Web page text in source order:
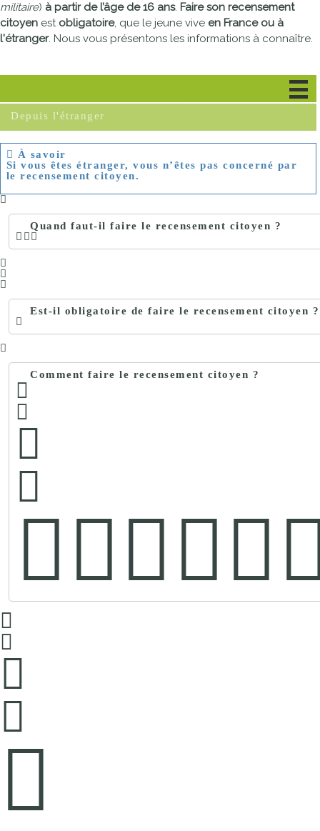
militaire) à partir de l’âge de 16 ans. Faire son recensement
citoyen est obligatoire, que le jeune vive en France ou à
l'étranger. Nous vous présentons les informations à connaître.
Depuis l'étranger
À savoir
Si vous êtes étranger, vous n’êtes pas concerné par
le recensement citoyen.
Quand faut-il faire le recensement citoyen ?
Est-il obligatoire de faire le recensement citoyen ?
Comment faire le recensement citoyen ?